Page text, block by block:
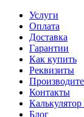
Услуги
Оплата
Доставка
Гарантии
Как купить
Реквизиты
Контакты
Блог